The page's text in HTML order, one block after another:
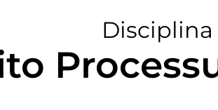
Disciplina